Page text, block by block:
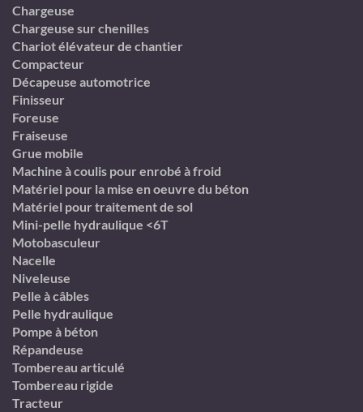
Chargeuse
Chargeuse sur chenilles
Chariot élévateur de chantier
Compacteur
Décapeuse automotrice
Finisseur
Foreuse
Fraiseuse
Grue mobile
Machine à coulis pour enrobé à froid
Matériel pour la mise en oeuvre du béton
Matériel pour traitement de sol
Mini-pelle hydraulique <6T
Motobasculeur
Nacelle
Niveleuse
Pelle à câbles
Pelle hydraulique
Pompe à béton
Répandeuse
Tombereau articulé
Tombereau rigide
Tracteur